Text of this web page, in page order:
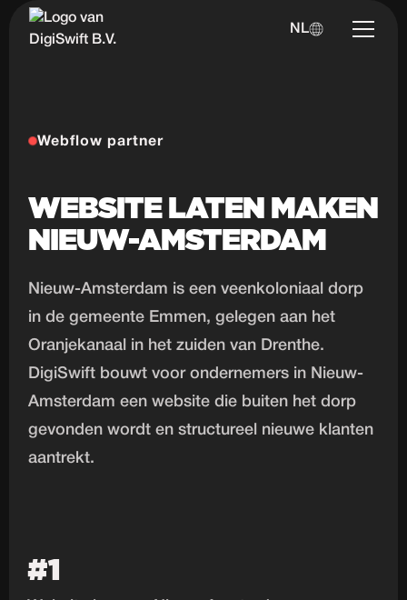
NL
Webflow partner
WEBSITE LATEN MAKEN
NIEUW-AMSTERDAM
Nieuw-Amsterdam is een veenkoloniaal dorp
in de gemeente Emmen, gelegen aan het
Oranjekanaal in het zuiden van Drenthe.
DigiSwift bouwt voor ondernemers in Nieuw-
Amsterdam een website die buiten het dorp
gevonden wordt en structureel nieuwe klanten
aantrekt.
#1